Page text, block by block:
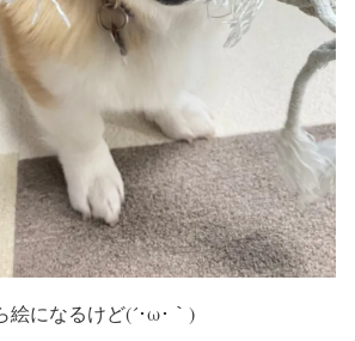
絵になるけど(´･ω･｀)